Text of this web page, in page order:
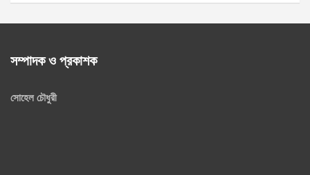
সম্পাদক ও প্রকাশক
সোহেল চৌধুরী